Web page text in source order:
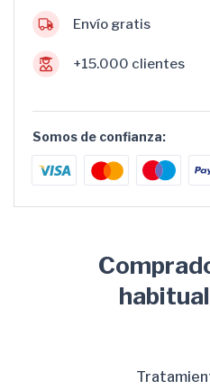
Envío gratis
+15.000 clientes
Somos de confianza: